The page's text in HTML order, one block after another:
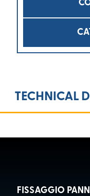
TECHNICAL
FISSAGGIO